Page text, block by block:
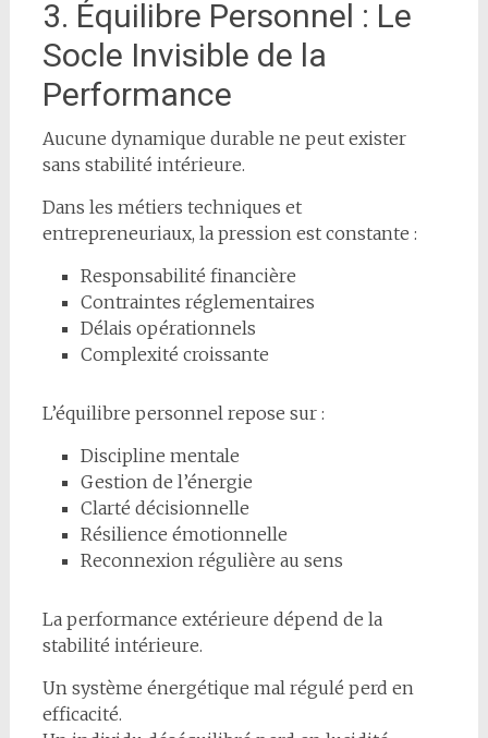
3. Équilibre Personnel : Le
Socle Invisible de la
Performance
Aucune dynamique durable ne peut exister
sans stabilité intérieure.
Dans les métiers techniques et
entrepreneuriaux, la pression est constante :
Responsabilité financière
Contraintes réglementaires
Délais opérationnels
Complexité croissante
L’équilibre personnel repose sur :
Discipline mentale
Gestion de l’énergie
Clarté décisionnelle
Résilience émotionnelle
Reconnexion régulière au sens
La performance extérieure dépend de la
stabilité intérieure.
Un système énergétique mal régulé perd en
efficacité.